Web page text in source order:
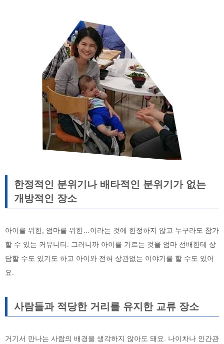
한정적인 분위기나 배타적인 분위기가 없는
개방적인 장소
아이를 위한, 엄마를 위한…이라는 것에 한정하지 않고 누구라도 참가
할 수 있는 커뮤니티. 그러니까 아이를 기르는 것을 엄마 선배한테 상
담할 수도 있기도 하고 아이와 전혀 상관없는 이야기를 할 수도 있어
요.
사람들과 적당한 거리를 유지한 교류 장소
거기서 만나는 사람의 배경을 생각하지 않아도 돼요. 나이차나 인간관